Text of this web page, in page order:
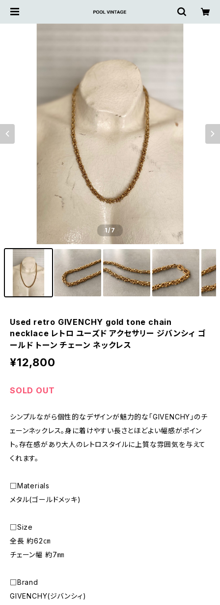
1/7
Used retro GIVENCHY gold tone chain
necklace レトロ ユーズド アクセサリー ジバンシィ ゴ
ールド トーン チェーン ネックレス
¥12,800
SOLD OUT
シンプルながら個性的なデザインが魅力的な「GIVENCHY」のチ
ェーンネックレス。身に着けやすい長さとほどよい幅感がポイン
ト。存在感があり大人のレトロスタイルに上質な雰囲気を与えて
くれます。
□Materials
メタル(ゴールドメッキ)
□Size
全長 約62㎝
チェーン幅 約7㎜
□Brand
GIVENCHY(ジバンシィ)